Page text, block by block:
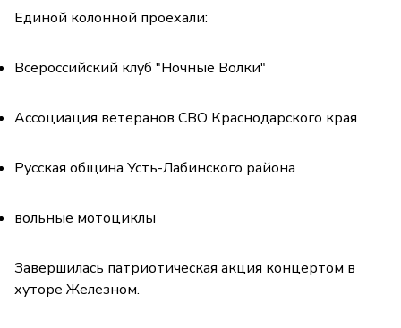
Единой колонной проехали:
Всероссийский клуб "Ночные Волки"
Ассоциация ветеранов СВО Краснодарского края
Русская община Усть-Лабинского района
вольные мотоциклы
Завершилась патриотическая акция концертом в
хуторе Железном.